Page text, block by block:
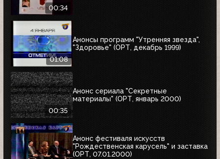
00:34
01:08
Анонсы программ "Утренняя звезда",
"Здоровье" (ОРТ, декабрь 1999)
00:35
Анонс сериала "Секретные
материалы" (ОРТ, январь 2000)
Анонс фестиваля искусств
"Рождественская карусель" и заставка
(ОРТ, 07.01.2000)